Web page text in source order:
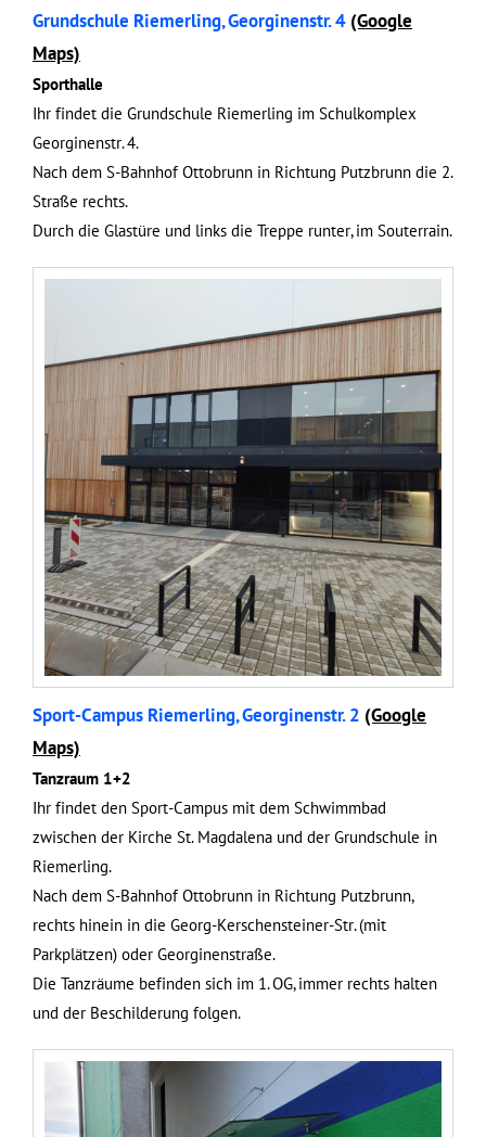
Grundschule Riemerling, Georginenstr. 4 (Google
Maps)
Sporthalle
Ihr findet die Grundschule Riemerling im Schulkomplex
Georginenstr. 4.
Nach dem S-Bahnhof Ottobrunn in Richtung Putzbrunn die 2.
Straße rechts.
Durch die Glastüre und links die Treppe runter, im Souterrain.
Sport-Campus Riemerling, Georginenstr. 2 (Google
Maps)
Tanzraum 1+2
Ihr findet den Sport-Campus mit dem Schwimmbad
zwischen der Kirche St. Magdalena und der Grundschule in
Riemerling.
Nach dem S-Bahnhof Ottobrunn in Richtung Putzbrunn,
rechts hinein in die Georg-Kerschensteiner-Str. (mit
Parkplätzen) oder Georginenstraße.
Die Tanzräume befinden sich im 1. OG, immer rechts halten
und der Beschilderung folgen.